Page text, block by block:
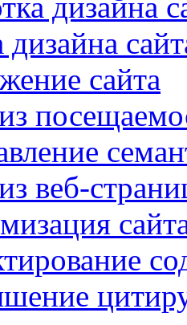
дизайна
сайта
веб-